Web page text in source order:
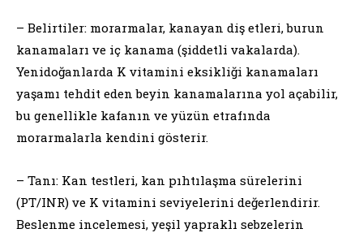
– Belirtiler: morarmalar, kanayan diş etleri, burun
kanamaları ve iç kanama (şiddetli vakalarda).
Yenidoğanlarda K vitamini eksikliği kanamaları
yaşamı tehdit eden beyin kanamalarına yol açabilir,
bu genellikle kafanın ve yüzün etrafında
morarmalarla kendini gösterir.
– Tanı: Kan testleri, kan pıhtılaşma sürelerini
(PT/INR) ve K vitamini seviyelerini değerlendirir.
Beslenme incelemesi, yeşil yapraklı sebzelerin